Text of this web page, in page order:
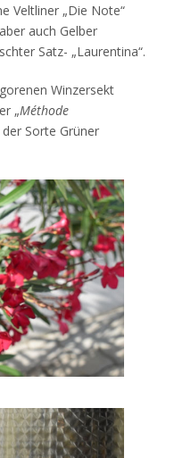
Veltliner „Die Note“
auch Gelber
Satz- „Laurentina“.
Winzersekt
„Méthode
Sorte Grüner